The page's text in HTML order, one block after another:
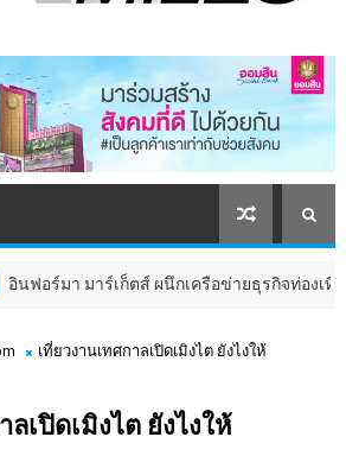
เก็ตส์ ผนึกเครือข่ายธุรกิจท่องเที่ยว-บริการ จัด
เที่ยวงานเทศกาลเปิดเมิงไต ยังไงให้
ลเปิดเมิงไต ยังไงให้